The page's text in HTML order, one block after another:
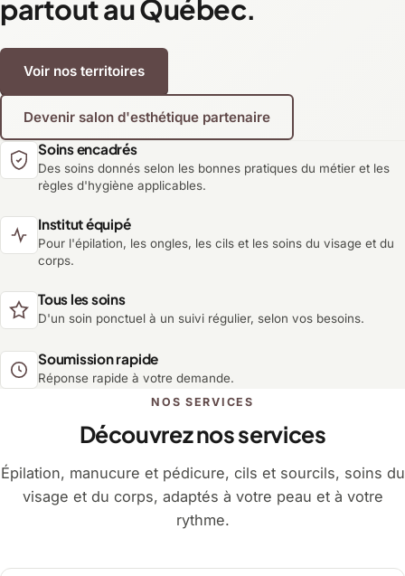
partout au Québec.
Voir nos territoires
Devenir salon d'esthétique partenaire
Soins encadrés
Des soins donnés selon les bonnes pratiques du métier et les
règles d'hygiène applicables.
Institut équipé
Pour l'épilation, les ongles, les cils et les soins du visage et du
corps.
Tous les soins
D'un soin ponctuel à un suivi régulier, selon vos besoins.
Soumission rapide
Réponse rapide à votre demande.
NOS SERVICES
Découvrez nos services
Épilation, manucure et pédicure, cils et sourcils, soins du
visage et du corps, adaptés à votre peau et à votre
rythme.